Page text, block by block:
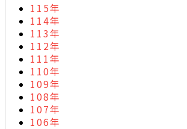
115年
114年
113年
112年
111年
110年
109年
108年
107年
106年